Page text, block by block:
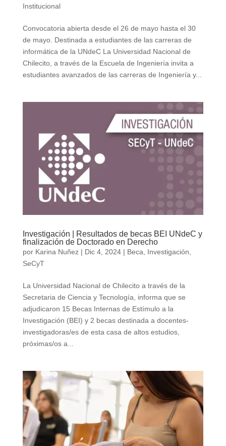
Institucional
Convocatoria abierta desde el 26 de mayo hasta el 30
de mayo. Destinada a estudiantes de las carreras de
informática de la UNdeC La Universidad Nacional de
Chilecito, a través de la Escuela de Ingeniería invita a
estudiantes avanzados de las carreras de Ingeniería y...
Investigación | Resultados de becas BEI UNdeC y
finalización de Doctorado en Derecho
por Karina Nuñez| Dic 4, 2024| Beca Investigación
SeCyT
La Universidad Nacional de Chilecito a través de la
Secretaria de Ciencia y Tecnología, informa que se
adjudicaron 15 Becas Internas de Estímulo a la
Investigación (BEI) y 2 becas destinada a docentes-
investigadoras/es de esta casa de altos estudios,
próximas/os a...